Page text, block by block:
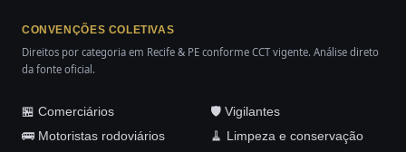
CONVENÇÕES COLETIVAS
Direitos por categoria em Recife & PE conforme CCT vigente. Análise direto
da fonte oficial.
🏪 Comerciários
🛡️ Vigilantes
🚌 Motoristas rodoviários
🧹 Limpeza e conservação